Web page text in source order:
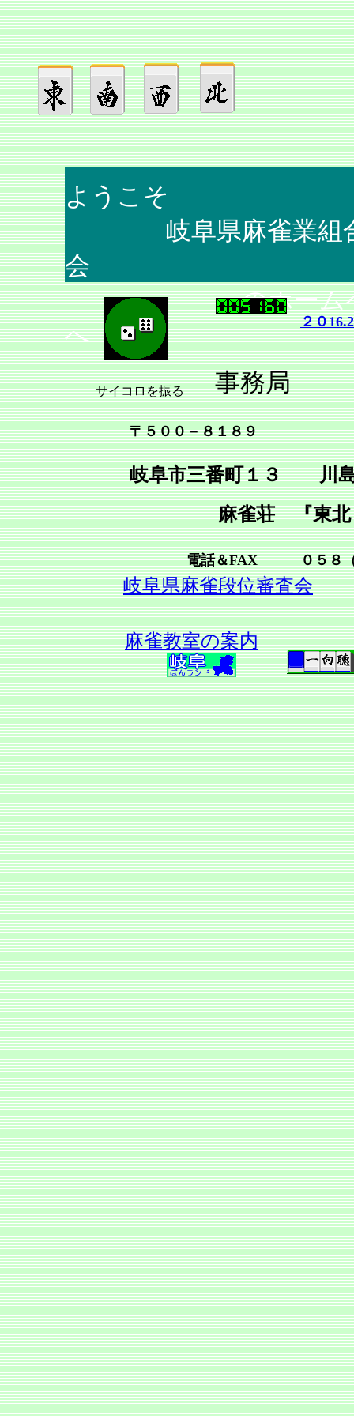
岐阜県麻雀段位審査会
〒５００－８１８９
岐阜市三番町１３ 川
麻雀荘 『東
電話＆FAX ０５８（２
事務局
ようこそ
岐阜県麻雀業組
会
のホーム
へ
サイコロを振る
２０
麻雀教室の案内